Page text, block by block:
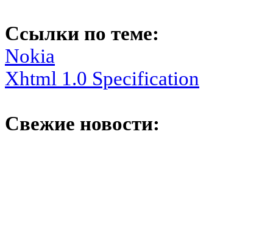
Ссылки по теме:
Nokia
Xhtml 1.0 Specification
Свежие новости: